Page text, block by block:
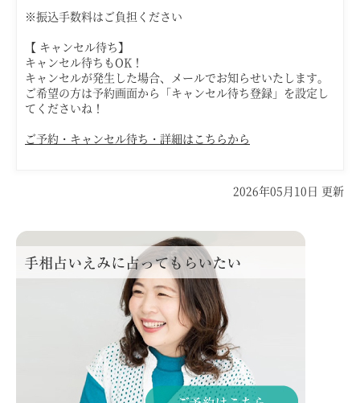
※振込手数料はご負担ください
【 キャンセル待ち】
キャンセル待ちもOK！
キャンセルが発生した場合、メールでお知らせいたします。
ご希望の方は予約画面から「キャンセル待ち登録」を設定し
てくださいね！
ご予約・キャンセル待ち・詳細はこちらから
2026年05月10日 更新